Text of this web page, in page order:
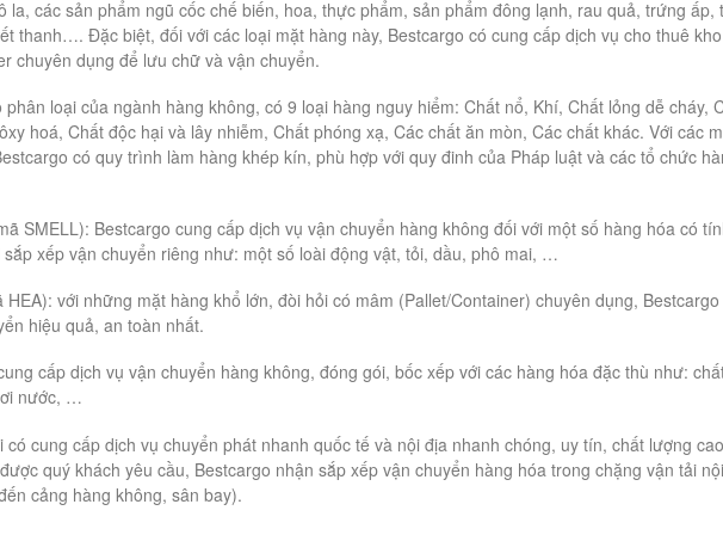
la, các sản phẩm ngũ cốc chế biến, hoa, thực phẩm, sản phẩm đông lạnh, rau quả, trứng ấp,
thanh…. Đặc biệt, đối với các loại mặt hàng này, Bestcargo có cung cấp dịch vụ cho thuê kho
chuyên dụng để lưu chữ và vận chuyển.
loại của ngành hàng không, có 9 loại hàng nguy hiểm: Chất nổ, Khí, Chất lỏng dễ cháy,
hoá, Chất độc hại và lây nhiễm, Chất phóng xạ, Các chất ăn mòn, Các chất khác. Với các
có quy trình làm hàng khép kín, phù hợp với quy đinh của Pháp luật và các tổ chức
SMELL): Bestcargo cung cấp dịch vụ vận chuyển hàng không đối với một số hàng hóa có
xếp vận chuyển riêng như: một số loài động vật, tỏi, dầu, phô mai, …
với những mặt hàng khổ lớn, đòi hỏi có mâm (Pallet/Container) chuyên dụng, Bestcargo
hiệu quả, an toàn nhất.
cấp dịch vụ vận chuyển hàng không, đóng gói, bốc xếp với các hàng hóa đặc thù như:
nước, …
có cung cấp dịch vụ chuyển phát nhanh quốc tế và nội địa nhanh chóng, uy tín, chất lượng
quý khách yêu cầu, Bestcargo nhận sắp xếp vận chuyển hàng hóa trong chặng vận tải nội
cảng hàng không, sân bay).